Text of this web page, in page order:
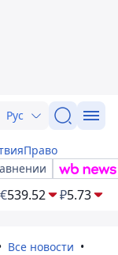
Рус
Право
€539.52 ₽5.73
Все новости